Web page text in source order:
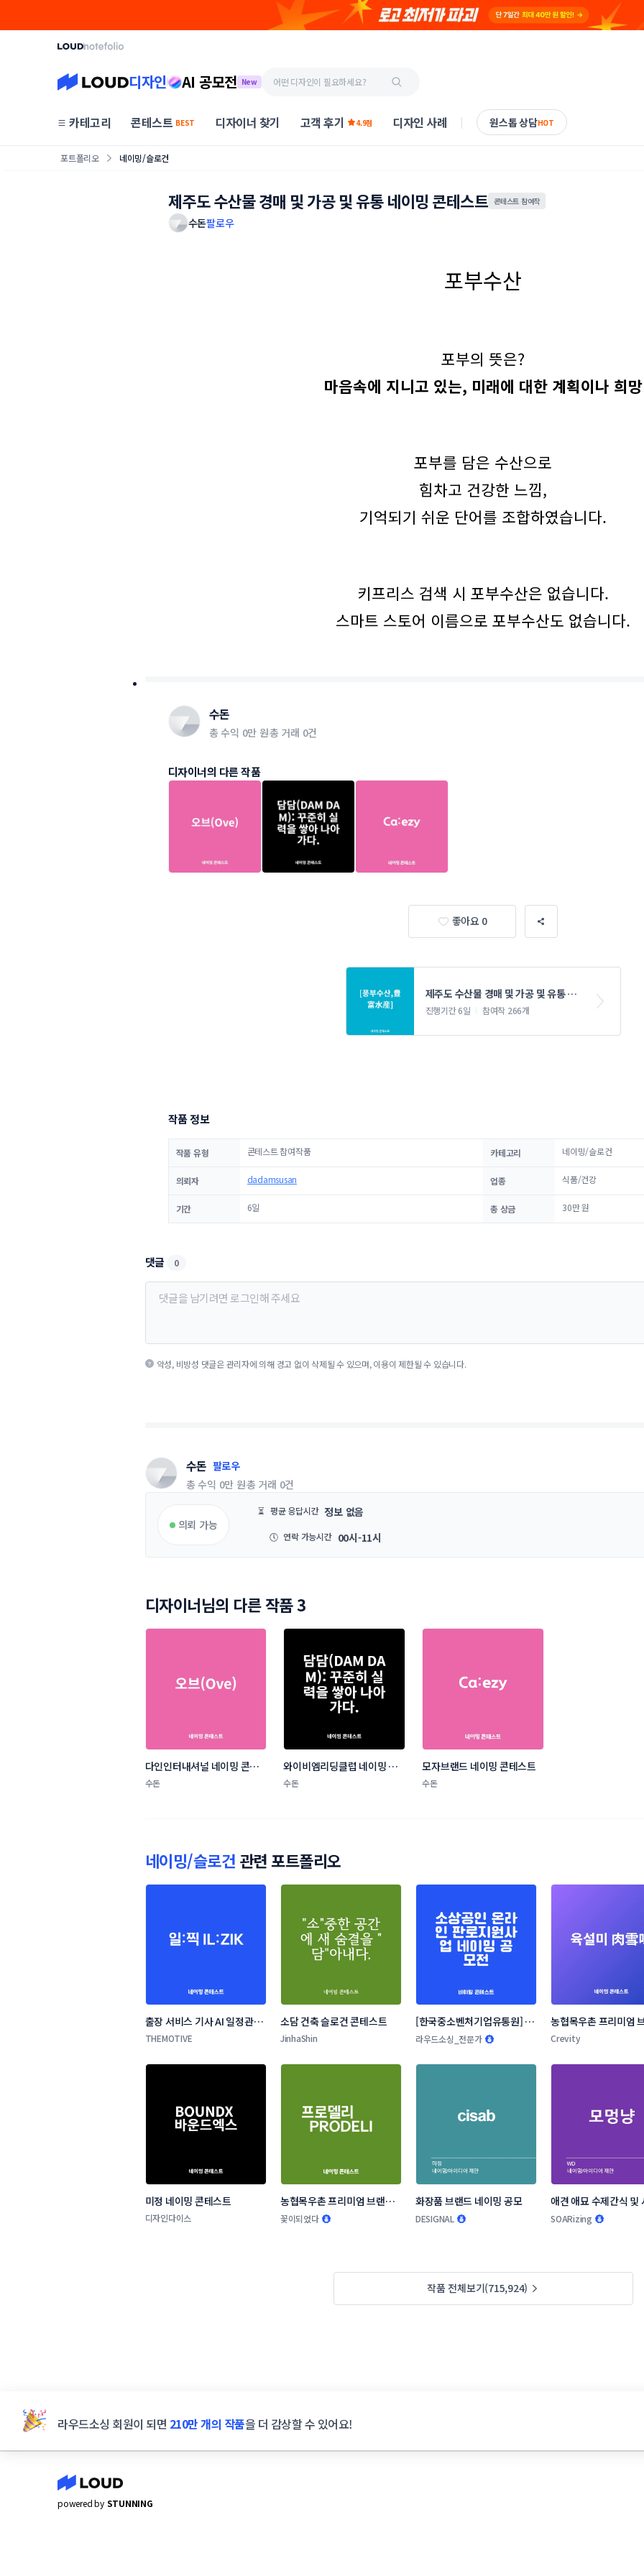
디자인 AI 공모전 New
카테고리 콘테스트 BEST 디자이너 찾기 고객 후기 4.9점 디자인 사례 원스톱 상담HOT
포트폴리오 네이밍/슬로건
제주도 수산물 경매 및 가공 및 유통 네이밍 콘테스트 콘테스트 참여작
수돈팔로우
포부수산
포부의 뜻은?
마음속에 지니고 있는, 미래에 대한 계획이나 희망
포부를 담은 수산으로
힘차고 건강한 느낌,
기억되기 쉬운 단어를 조합하였습니다.
키프리스 검색 시 포부수산은 없습니다.
스마트 스토어 이름으로 포부수산도 없습니다.
수돈
총 수익 0만 원총 거래 0건
디자이너의 다른 작품
좋아요 0
제주도 수산물 경매 및 가공 및 유통 네
이밍 콘테스트
진행기간 6일 참여작 266개
작품 정보
작품 유형 콘테스트 참여작품
의뢰자 dadamsusan
기간 6일
카테고리 네이밍/슬로건
업종 식품/건강
총 상금 30만 원
댓글 0
악성, 비방성 댓글은 관리자에 의해 경고 없이 삭제될 수 있으며, 이용이 제한될 수 있습니다.
수돈 팔로우
총 수익 0만 원총 거래 0건
의뢰 가능
⏳ 평균 응답시간 정보 없음
🕔 연락 가능시간 00시-11시
디자이너님의 다른 작품 3
다인인터내셔널 네이밍 콘테
스트
수돈
와이비엠리딩클럽 네이밍 콘
테스트
수돈
모자브랜드 네이밍 콘테스트
수돈
네이밍/슬로건 관련 포트폴리오
출장 서비스 기사 AI 일정관리
앱 네이밍 콘테스트
THEMOTIVE
소담 건축 슬로건 콘테스트
JinhaShin
[한국중소벤처기업유통원] 소
상공인 온라인 판로지원사업
라우드소싱_전문가
농협목우촌 프리미엄
네이밍 공모
Crevity
미정 네이밍 콘테스트
디자인다이스
농협목우촌 프리미엄 브랜드
네이밍 공모
꽃이되었다
화장품 브랜드 네이밍 공모
DESIGNAL
애견 애묘 수제간식 및
랜드 작명부탁드립니
SOARizing
작품 전체보기(715,924)
라우드소싱 회원이 되면 210만 개의 작품을 더 감상할 수 있어요!
powered by STUNNING